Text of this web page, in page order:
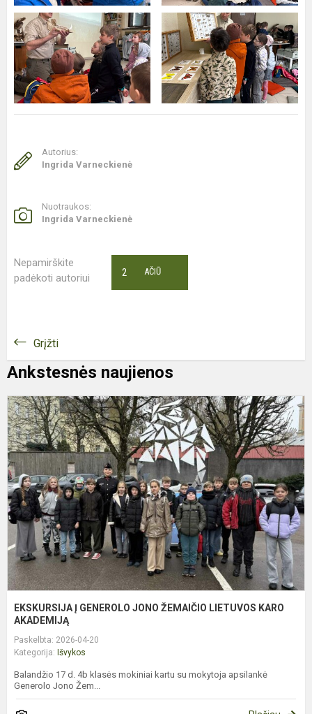
Autorius:
Ingrida Varneckienė
Nuotraukos:
Ingrida Varneckienė
Nepamirškite
padėkoti autoriui
AČIŪ
2
Grįžti
Ankstesnės naujienos
EKSKURSIJA Į GENEROLO JONO ŽEMAIČIO LIETUVOS KARO
AKADEMIJĄ
Paskelbta: 2026-04-20
Kategorija: Išvykos
Balandžio 17 d. 4b klasės mokiniai kartu su mokytoja apsilankė
Generolo Jono Žem...